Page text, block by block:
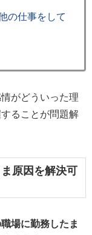
の仕事をして
がどういった理
ることが問題解
原因を解決可
場に勤務したま